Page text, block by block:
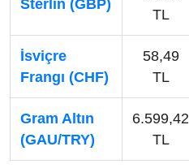
Sterlin (GBP)
TL
İsviçre
Frangı (CHF)
58,49
TL
Gram Altın
(GAU/TRY)
6.599,42
TL